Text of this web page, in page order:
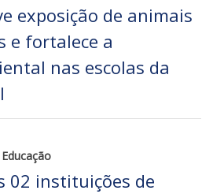
exposição de animais
e fortalece a
nas escolas da
02 instituições de